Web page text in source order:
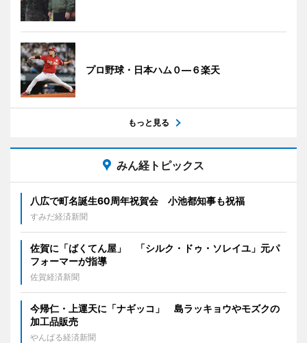
プロ野球・日本ハム０―６楽天
もっと見る
みん経トピックス
八広で町名誕生60周年祝賀会 小池都知事も祝福
すみだ経済新聞
佐賀に「ばくてん屋」 「シルク・ドゥ・ソレイユ」元パ
フォーマーが指導
佐賀経済新聞
今帰仁・上運天に「ナギッコ」 島ラッキョウやモズクの
加工品販売
やんばる経済新聞